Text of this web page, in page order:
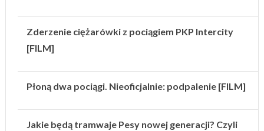
Zderzenie ciężarówki z pociągiem PKP Intercity
[FILM]
Płoną dwa pociągi. Nieoficjalnie: podpalenie [FILM]
Jakie będą tramwaje Pesy nowej generacji? Czyli